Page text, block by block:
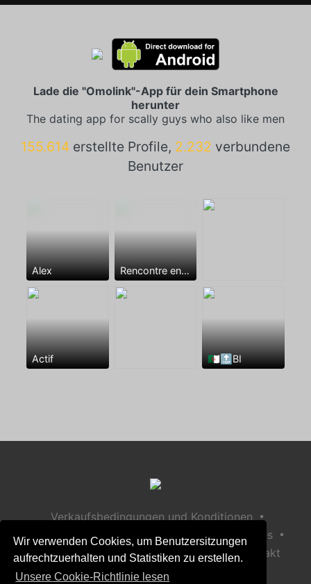
Wir verwenden Cookies, um Benutzersitzungen
aufrechtzuerhalten und Statistiken zu erstellen.
Unsere Cookie-Richtlinie lesen
Lade die "Omolink"-App für dein Smartphone
herunter
The dating app for scally guys who also like men
155.614 erstellte Profile, 2.232 verbundene
Benutzer
Alex Rencontre entre mecs
Actif 🇩🇿🔝BI
Verkaufsbedingungen und Konditionen •
Datenschutzerklärung Richtlinie zu Cookies •
Richtlinie zur Kindersicherheit Hilfe / Kontakt